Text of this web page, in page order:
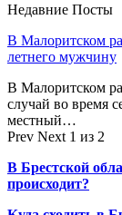
Недавние Посты
В Малоритском
летнего мужчину
В Малоритском
случай во время
местный…
Prev Next 1 из 2
В Брестской
происходит?